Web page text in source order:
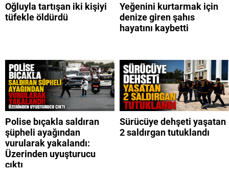
Oğluyla tartışan iki kişiyi
tüfekle öldürdü
Yeğenini kurtarmak için
denize giren şahıs
hayatını kaybetti
Polise bıçakla saldıran
şüpheli ayağından
vurularak yakalandı:
Üzerinden uyuşturucu
çıktı
Sürücüye dehşeti yaşatan
2 saldırgan tutuklandı